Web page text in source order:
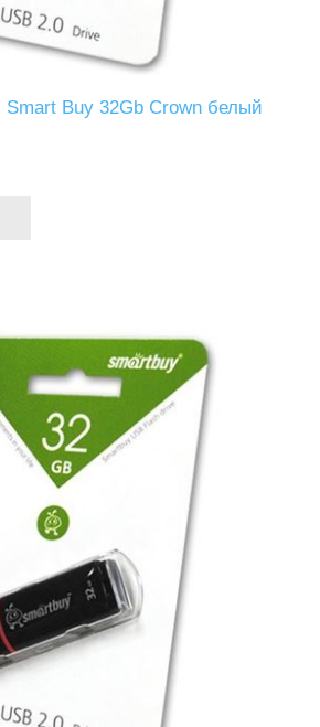
Smart Buy 32Gb Crown белый